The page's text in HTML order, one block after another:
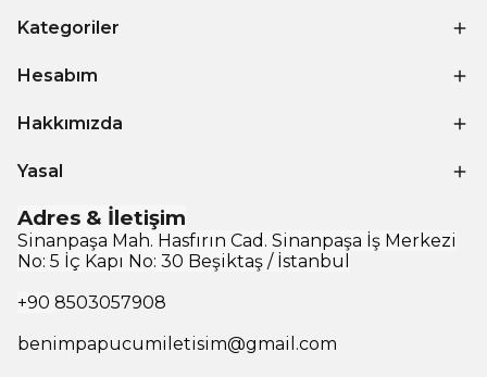
Kategoriler
Hesabım
Hakkımızda
Yasal
Adres & İletişim
Sinanpaşa Mah. Hasfırın Cad. Sinanpaşa İş Merkezi
No: 5 İç Kapı No: 30 Beşiktaş / İstanbul
+90 8503057908
benimpapucumiletisim@gmail.com